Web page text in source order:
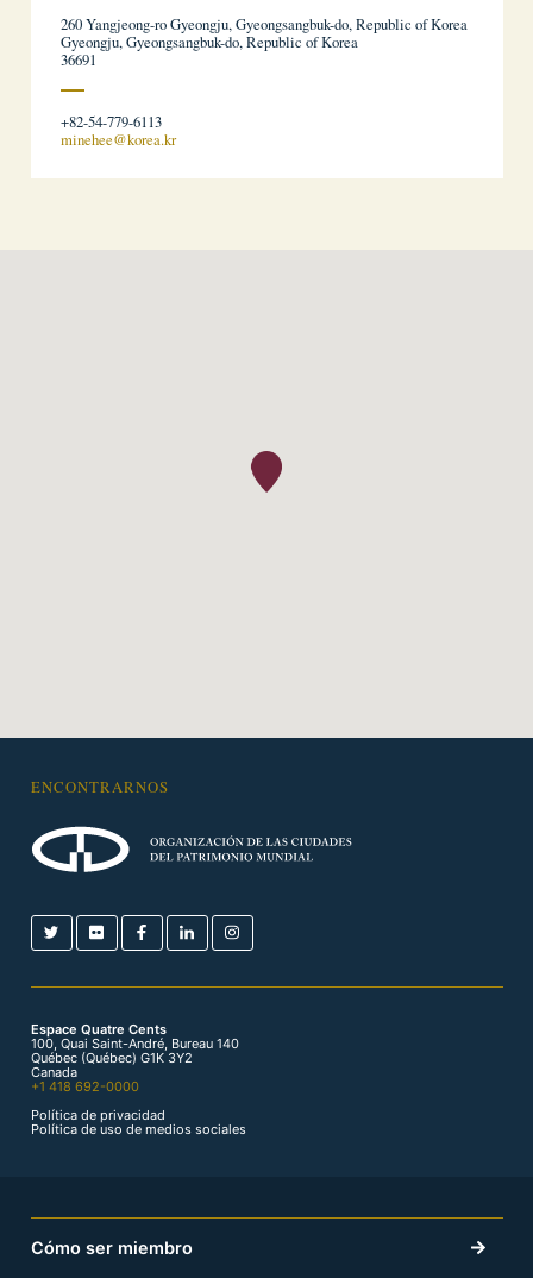
260 Yangjeong-ro Gyeongju, Gyeongsangbuk-do, Republic of Korea
Gyeongju, Gyeongsangbuk-do, Republic of Korea
36691
+82-54-779-6113
minehee@korea.kr
ENCONTRARNOS
Espace Quatre Cents
100, Quai Saint-André, Bureau 140
Québec (Québec) G1K 3Y2
Canada
+1 418 692-0000
Política de privacidad
Política de uso de medios sociales
Cómo ser miembro